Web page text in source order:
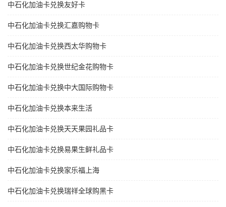
中石化加油卡兑换友好卡
中石化加油卡兑换汇嘉购物卡
中石化加油卡兑换西太华购物卡
中石化加油卡兑换世纪金花购物卡
中石化加油卡兑换中大国际购物卡
中石化加油卡兑换本来生活
中石化加油卡兑换天天果园礼品卡
中石化加油卡兑换易果生鲜礼品卡
中石化加油卡兑换家乐福上海
中石化加油卡兑换瑞祥全球购黑卡